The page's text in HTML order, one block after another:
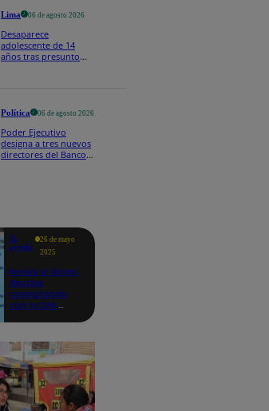
Lima 06 de agosto 2026
Desaparece
adolescente de 14
años tras presunto
Política 06 de agosto 2026
Poder Ejecutivo
designa a tres nuevos
directores del Banco
Te
ayudo
26 de mayo
2025
Revisa si tienes
deudas
consultando
con tu DNI: